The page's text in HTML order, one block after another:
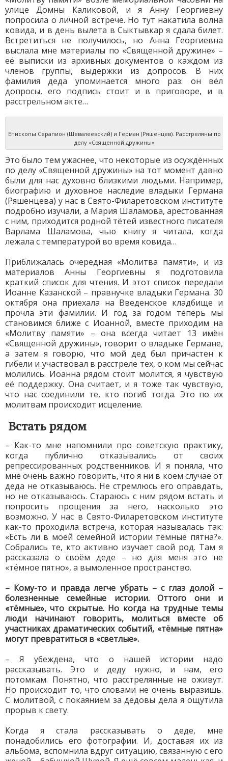
улице Домны Каликовой, и я Анну Георгиевну
попросила о личной встрече. Но тут накатила волна
ковида, и в день вылета в Сыктывкар я сдала билет.
Встретиться не получилось, но Анна Георгиевна
выслала мне материалы по «Священной дружине» –
её выписки из архивных документов о каждом из
членов группы, выдержки из допросов. В них
фамилия деда упоминается много раз: он вёл
допросы, его подпись стоит и в приговоре, и в
расстрельном акте…
Епископы Серапион (Шевалеевский) и Герман (Ряшенцев). Расстреляны по
делу «Священной дружины»
Это было тем ужаснее, что некоторые из осуждённых
по делу «Священной дружины» на тот момент давно
были для нас духовно близкими людьми. Например,
биографию и духовное наследие владыки Германа
(Ряшенцева) у нас в Свято-Филаретовском институте
подробно изучали, а Мария Шаламова, арестованная
с ним, приходится родной тётей известного писателя
Варлама Шаламова, чью книгу я читала, когда
лежала с температурой во время ковида…
Приближалась очередная «Молитва памяти», и из
материалов Анны Георгиевны я подготовила
краткий список для чтения. И этот список передали
Иоанне Казанской – правнучке владыки Германа. 30
октября она приехала на Введенское кладбище и
прочла эти фамилии. И год за годом теперь мы
становимся ближе с Иоанной, вместе приходим на
«Молитву памяти» – она всегда читает 13 имён
«Священной дружины», говорит о владыке Германе,
а затем я говорю, что мой дед был причастен к
гибели и участвовал в расстреле тех, о ком мы сейчас
молились. Иоанна рядом стоит молится, я чувствую
её поддержку. Она считает, и я тоже так чувствую,
что нас соединили те, кто погиб тогда. Это по их
молитвам происходит исцеление.
Встать рядом
– Как-то мне напомнили про советскую практику,
когда публично отказывались от своих
репрессированных родственников. И я поняла, что
мне очень важно говорить, что я ни в коем случае от
деда не отказываюсь. Не стремлюсь его оправдать,
но не отказываюсь. Стараюсь с ним рядом встать и
попросить прощения за него, насколько это
возможно. У нас в Свято-Филаретовском институте
как-то проходила встреча, которая называлась так:
«Есть ли в моей семейной истории тёмные пятна?».
Собрались те, кто активно изучает свой род. Там я
рассказала о своём деде – но для меня это не
«тёмное пятно», а вымоленное пространство.
– Кому-то и правда легче убрать – с глаз долой –
болезненные семейные истории. Оттого они и
«тёмные», что скрытые. Но когда на трудные темы
люди начинают говорить, молиться вместе об
участниках драматических событий, «тёмные пятна»
могут превратиться в «светлые».
– Я убеждена, что о нашей истории надо
рассказывать. Это и деду нужно, и нам, его
потомкам. Понятно, что расстрелянные не оживут.
Но происходит то, что словами не очень выразишь.
С молитвой, с покаянием за дедовы дела я ощутила
прорыв к свету.
Когда я стала рассказывать о деде, мне
понадобились его фотографии. И, доставая их из
альбома, вспомнила вдруг ситуацию, связанную с его